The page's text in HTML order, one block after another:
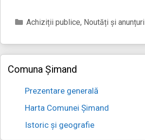
Categorii
Achiziții publice, Noutăți și anunțuri
Comuna Șimand
Prezentare generală
Harta Comunei Șimand
Istoric și geografie